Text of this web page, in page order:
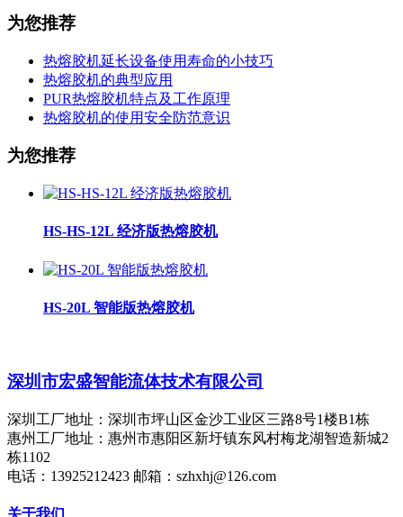
为您推荐
热熔胶机延长设备使用寿命的小技巧
热熔胶机的典型应用
PUR热熔胶机特点及工作原理
热熔胶机的使用安全防范意识
为您推荐
HS-HS-12L 经济版热熔胶机
HS-20L 智能版热熔胶机
深圳市宏盛智能流体技术有限公司
深圳工厂地址：深圳市坪山区金沙工业区三路8号1楼B1栋
惠州工厂地址：惠州市惠阳区新圩镇东风村梅龙湖智造新城2
栋1102
电话：13925212423 邮箱：szhxhj@126.com
关于我们